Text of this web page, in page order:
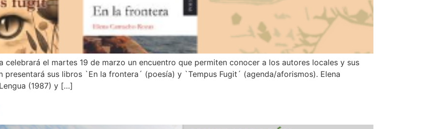
celebrará el martes 19 de marzo un encuentro que permiten conocer a los autores locales y sus
presentará sus libros `En la frontera´ (poesía) y `Tempus Fugit´ (agenda/aforismos). Elena
(1987) y […]